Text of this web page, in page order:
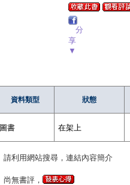
分
享
▼
資料類型 狀態
圖書 在架上
請利用網站搜尋，連結內容簡介
尚無書評，